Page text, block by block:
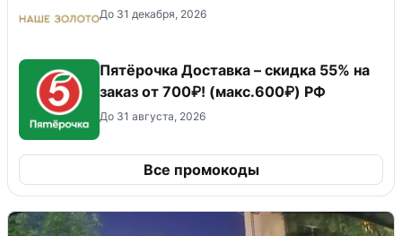
До 31 декабря, 2026
Пятёрочка Доставка – скидка 55% на
заказ от 700₽! (макс.600₽) РФ
До 31 августа, 2026
Все промокоды